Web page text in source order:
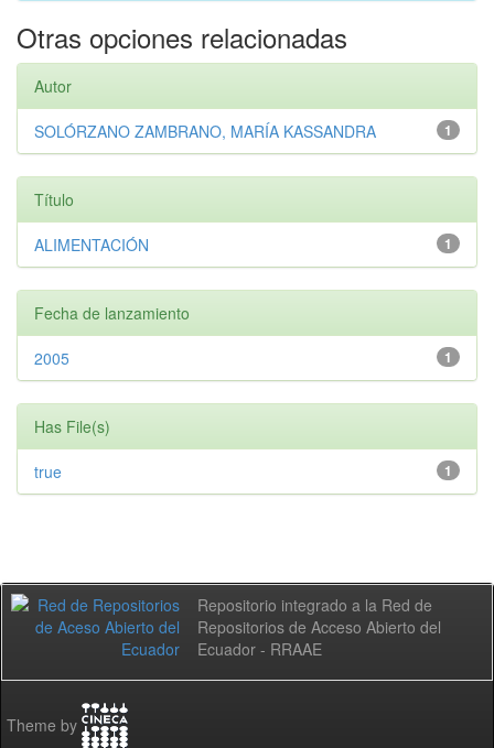
Otras opciones relacionadas
Autor
1
SOLÓRZANO ZAMBRANO, MARÍA KASSANDRA
Título
1
ALIMENTACIÓN
Fecha de lanzamiento
1
2005
Has File(s)
1
true
Repositorio integrado a la Red de
Repositorios de Acceso Abierto del
Ecuador - RRAAE
Theme by